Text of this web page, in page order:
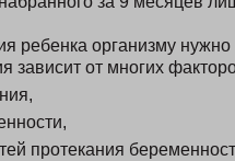
ребенка организму
зависит от многих
протекания